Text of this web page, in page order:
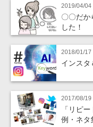
2019/04/04
〇〇だか
した！
2018/01/17
インスタ
2017/08/19
「リピ
例・ネタ